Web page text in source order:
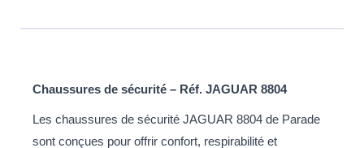
Chaussures de sécurité – Réf. JAGUAR 8804
Les chaussures de sécurité JAGUAR 8804 de Parade
sont conçues pour offrir confort, respirabilité et